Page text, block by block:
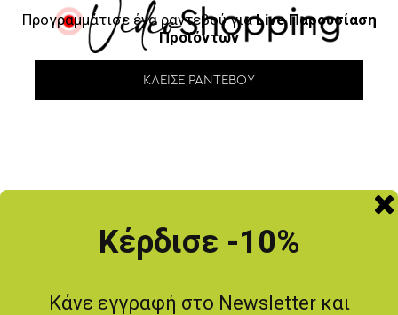
Προγραμμάτισε ένα ραντεβού γιαLive Παρουσίαση
Προϊόντων
ΚΛΕΊΣΕ ΡΑΝΤΕΒΟΎ
-20 %
Κέρδισε -10%
Κάνε εγγραφή στο Newsletter και